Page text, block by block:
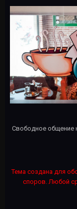
Свободное
Тема создана для
споров. Любой